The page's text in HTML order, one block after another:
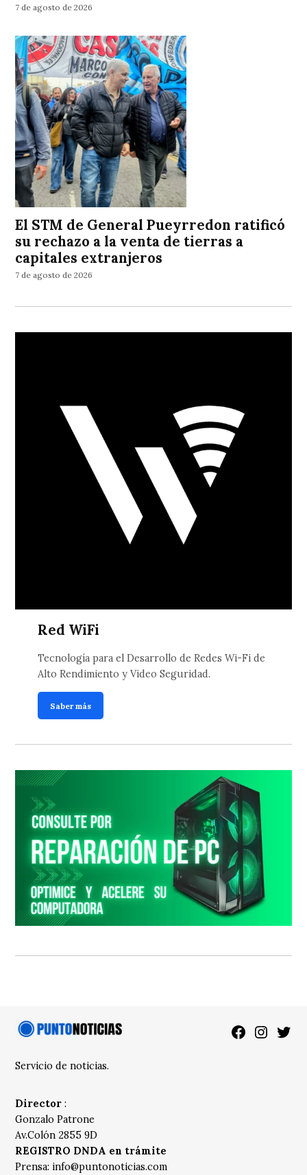
7 de agosto de 2026
El STM de General Pueyrredon ratificó
su rechazo a la venta de tierras a
capitales extranjeros
7 de agosto de 2026
Red WiFi
Tecnología para el Desarrollo de Redes Wi-Fi de
Alto Rendimiento y Video Seguridad.
Saber más
Facebook
Servicio de noticias.
Director :
Gonzalo Patrone
Av.Colón 2855 9D
REGISTRO DNDA en trámite
Prensa: info@puntonoticias.com